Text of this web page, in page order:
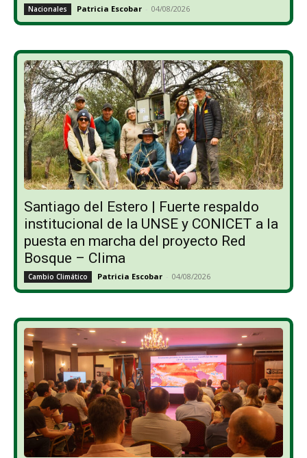
Nacionales Patricia Escobar - 04/08/2026
Santiago del Estero | Fuerte respaldo
institucional de la UNSE y CONICET a la
puesta en marcha del proyecto Red
Bosque – Clima
Cambio Climático Patricia Escobar - 04/08/2026